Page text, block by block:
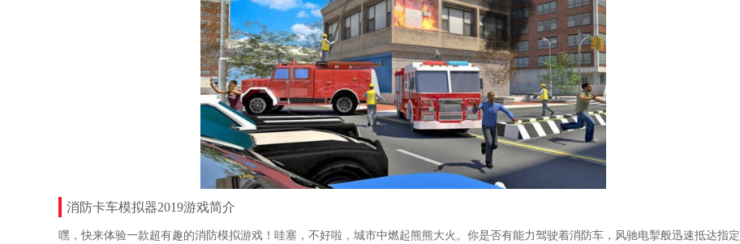
消防卡车模拟器2019游戏简介
嘿，快来体验一款超有趣的消防模拟游戏！哇塞，不好啦，城市中燃起熊熊大火。你是否有能力驾驶着消防车，风驰电掣般迅速抵达指定